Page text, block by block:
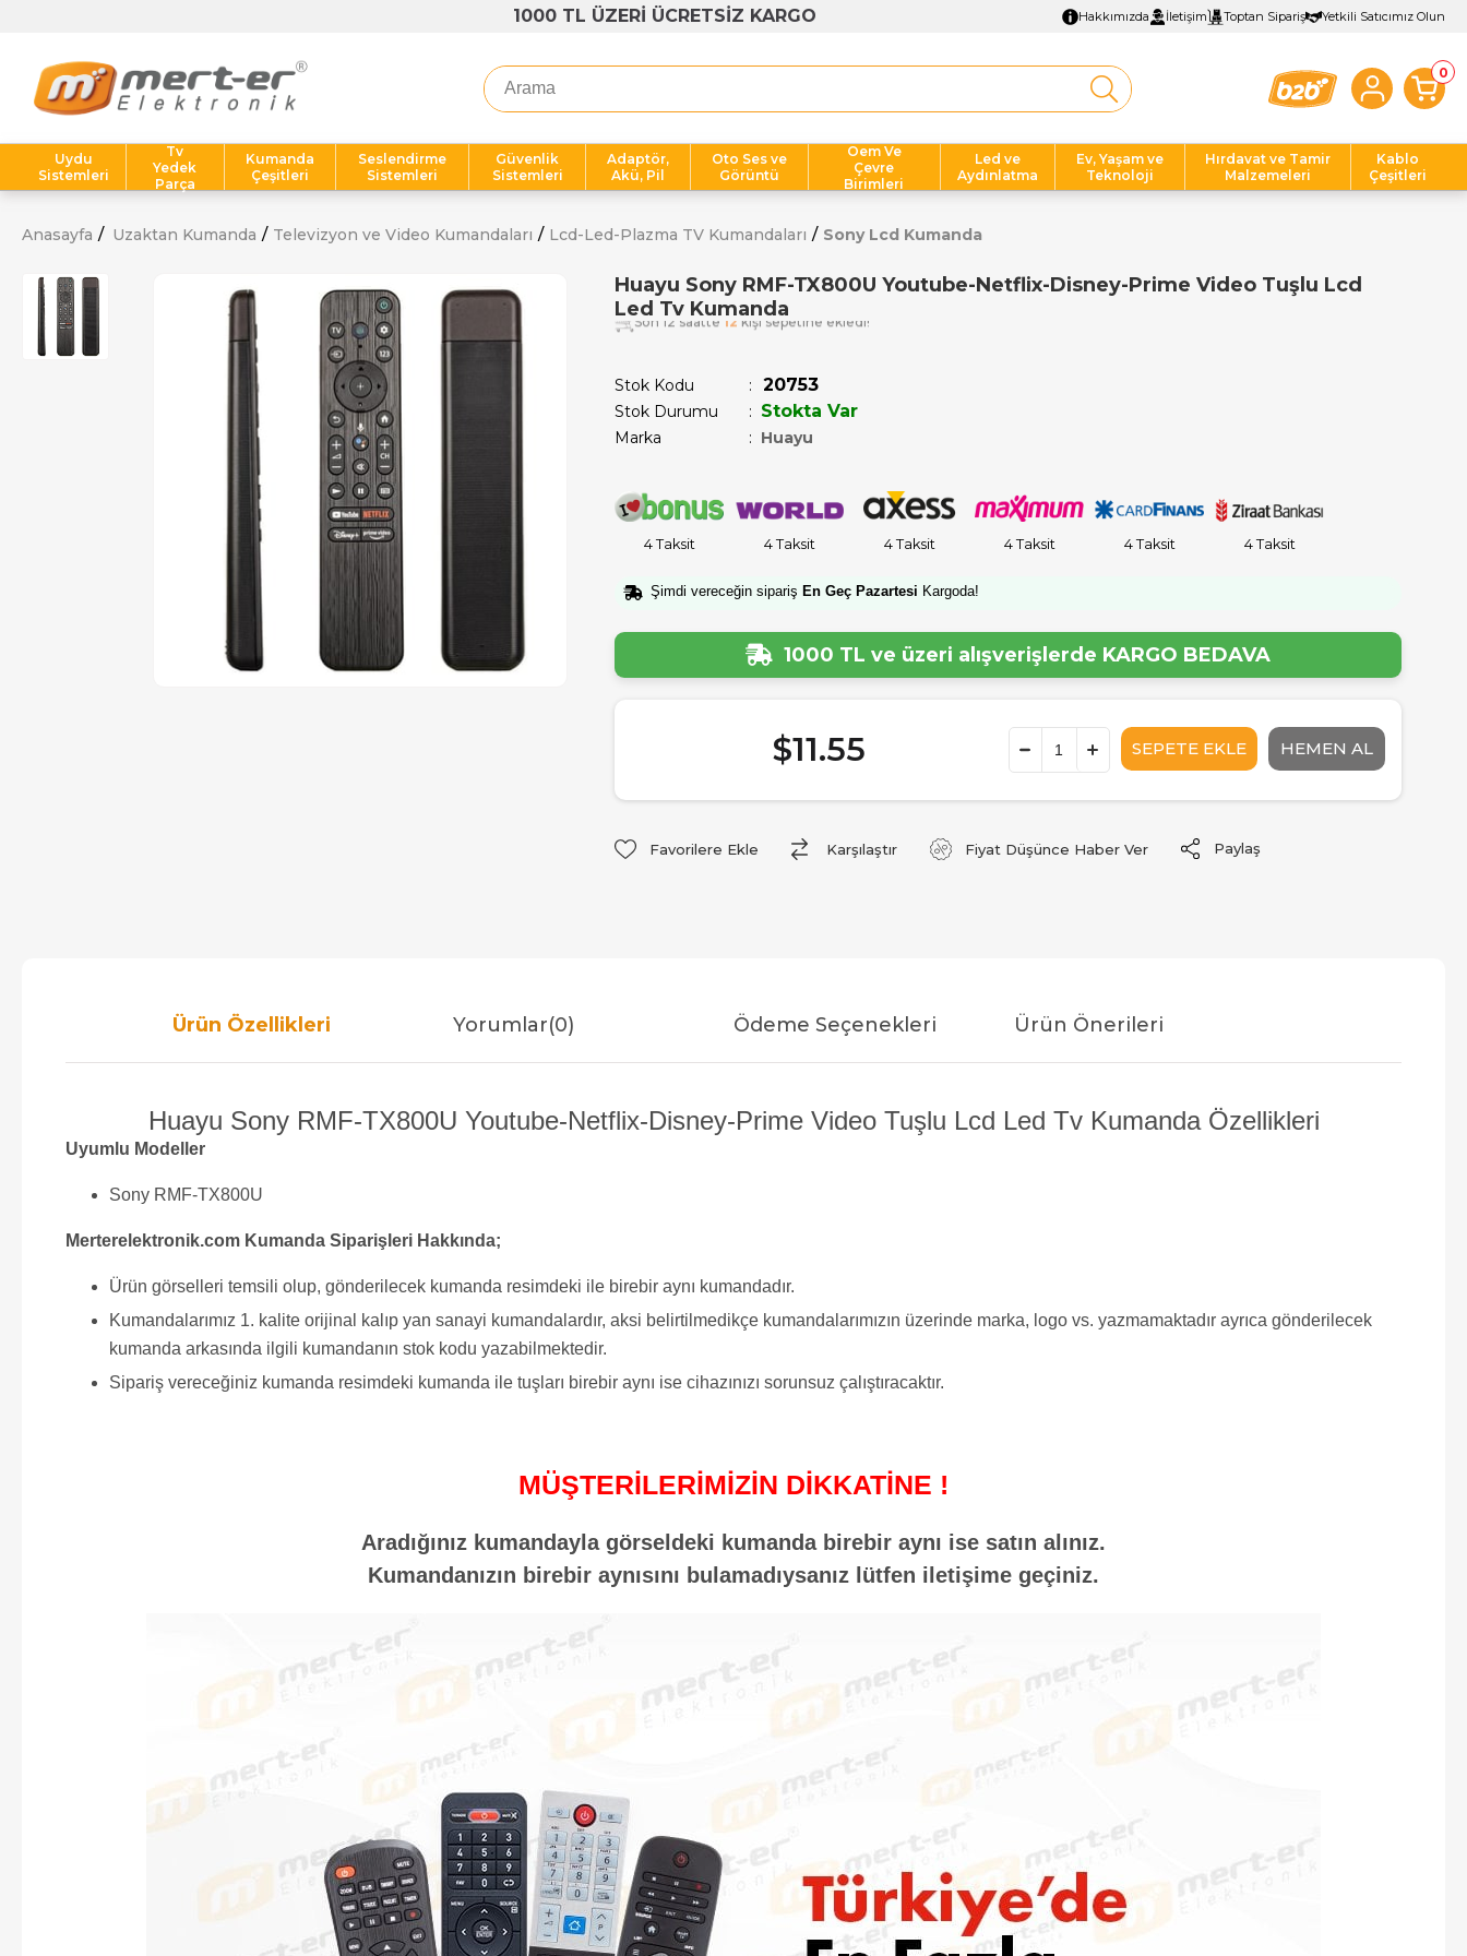
1000 TL ÜZERİ ÜCRETSİZ KARGO Hakkımızda İletişim Toptan Sipariş Yetkili Satıcımız Olun
0
Uydu
Sistemleri
Tv
Yedek
Parça
Kumanda
Çeşitleri
Seslendirme
Sistemleri
Güvenlik
Sistemleri
Adaptör,
Akü, Pil
Oto Ses ve
Görüntü
Oem Ve
Çevre
Birimleri
Led ve
Aydınlatma
Ev, Yaşam ve
Teknoloji
Hırdavat ve Tamir
Malzemeleri
Kablo
Çeşitleri
Anasayfa Uzaktan Kumanda Televizyon ve Video Kumandaları Lcd-Led-Plazma TV Kumandaları Sony Lcd Kumanda
Huayu Sony RMF-TX800U Youtube-Netflix-Disney-Prime Video Tuşlu Lcd
Led Tv Kumanda
Son 12 saatte 12 kişi sepetine ekledi!
Stok Kodu 20753
Stok Durumu : Stokta Var
Marka : Huayu
4 Taksit 4 Taksit 4 Taksit 4 Taksit 4 Taksit 4 Taksit
Şimdi vereceğin sipariş En Geç Pazartesi Kargoda!
1000 TL ve üzeri alışverişlerde KARGO BEDAVA
$11.55
Favorilere Ekle Karşılaştır Fiyat Düşünce Haber Ver Paylaş
Ürün Özellikleri Yorumlar(0) Ödeme Seçenekleri Ürün Önerileri
Huayu Sony RMF-TX800U Youtube-Netflix-Disney-Prime Video Tuşlu Lcd Led Tv Kumanda Özellikleri
Uyumlu Modeller
Sony RMF-TX800U
Merterelektronik.com Kumanda Siparişleri Hakkında;
Ürün görselleri temsili olup, gönderilecek kumanda resimdeki ile birebir aynı kumandadır.
Kumandalarımız 1. kalite orijinal kalıp yan sanayi kumandalardır, aksi belirtilmedikçe kumandalarımızın üzerinde marka, logo vs. yazmamaktadır ayrıca gönderilecek
kumanda arkasında ilgili kumandanın stok kodu yazabilmektedir.
Sipariş vereceğiniz kumanda resimdeki kumanda ile tuşları birebir aynı ise cihazınızı sorunsuz çalıştıracaktır.
MÜŞTERİLERİMİZİN DİKKATİNE !
Aradığınız kumandayla görseldeki kumanda birebir aynı ise satın alınız.
Kumandanızın birebir aynısını bulamadıysanız lütfen iletişime geçiniz.